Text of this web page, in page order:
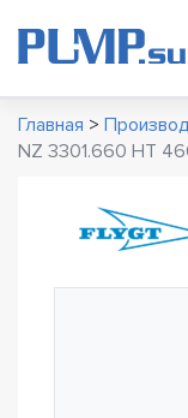
Главная >
NZ 3301.660 HT